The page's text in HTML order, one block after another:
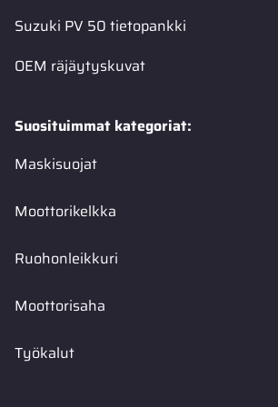
Suzuki PV 50 tietopankki
OEM räjäytyskuvat
Suosituimmat kategoriat:
Maskisuojat
Moottorikelkka
Ruohonleikkuri
Moottorisaha
Työkalut